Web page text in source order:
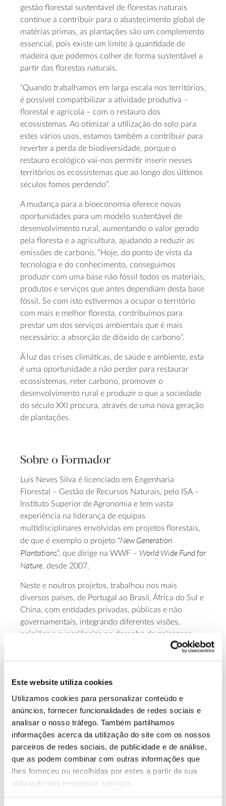
Este website utiliza cookies
Utilizamos cookies para personalizar conteúdo e
anúncios, fornecer funcionalidades de redes sociais e
analisar o nosso tráfego. Também partilhamos
informações acerca da utilização do site com os nossos
parceiros de redes sociais, de publicidade e de análise,
que as podem combinar com outras informações que
lhes forneceu ou recolhidas por estes a partir da sua
utilização dos respetivos serviços.
gestão florestal sustentável de florestas naturais
continue a contribuir para o abastecimento global de
matérias primas, as plantações são um complemento
essencial, pois existe um limite à quantidade de
madeira que podemos colher de forma sustentável a
partir das florestas naturais.
“Quando trabalhamos em larga escala nos territórios,
é possível compatibilizar a atividade produtiva –
florestal e agrícola – com o restauro dos
ecossistemas. Ao otimizar a utilização do solo para
estes vários usos, estamos também a contribuir para
reverter a perda de biodiversidade, porque o
restauro ecológico vai-nos permitir inserir nesses
territórios os ecossistemas que ao longo dos últimos
séculos fomos perdendo”.
A mudança para a bioeconomia oferece novas
oportunidades para um modelo sustentável de
desenvolvimento rural, aumentando o valor gerado
pela floresta e a agricultura, ajudando a reduzir as
emissões de carbono. “Hoje, do ponto de vista da
tecnologia e do conhecimento, conseguimos
produzir com uma base não fóssil todos os materiais,
produtos e serviços que antes dependiam desta base
fóssil. Se com isto estivermos a ocupar o território
com mais e melhor floresta, contribuímos para
prestar um dos serviços ambientais que é mais
necessário: a absorção de dióxido de carbono”.
À luz das crises climáticas, de saúde e ambiente, esta
é uma oportunidade a não perder para restaurar
ecossistemas, reter carbono, promover o
desenvolvimento rural e produzir o que a sociedade
do século XXI procura, através de uma nova geração
de plantações.
Sobre o Formador
Luis Neves Silva é licenciado em Engenharia
Florestal – Gestão de Recursos Naturais, pelo ISA –
Instituto Superior de Agronomia e tem vasta
experiência na liderança de equipas
multidisciplinares envolvidas em projetos florestais,
de que é exemplo o projeto “New Generation
Plantations”, que dirige na WWF – World Wide Fund for
Nature, desde 2007.
Neste e noutros projetos, trabalhou nos mais
diversos países, de Portugal ao Brasil, África do Sul e
China, com entidades privadas, públicas e não
governamentais, integrando diferentes visões,
opiniões e experiências no desenho de paisagens
gestão e proteção da paisagem em plantações
de projetos que respondem aos requisitos da
bioeconomia circular.
Consulte informação de apoio
Como dar resposta sustentável à procura crescente de
O que são os serviços do ecossistema?